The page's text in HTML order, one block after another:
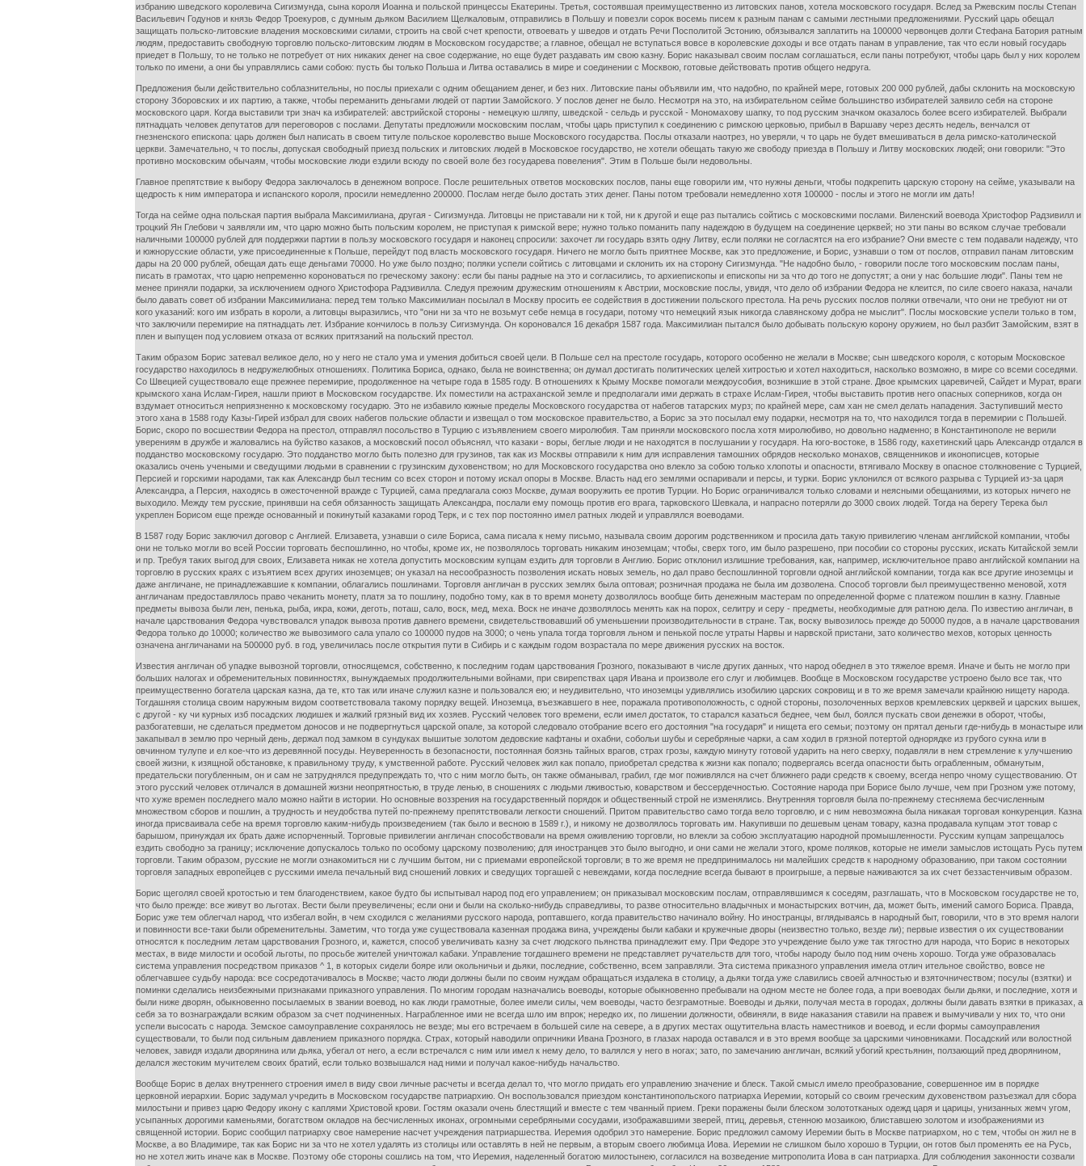
избранию шведского королевича Сигизмунда, сына короля Иоанна и польской принцессы Екатерины. Третья, состоявшая преимущественно из литовских панов, хотела московского государя. Вслед за Ржевским послы Степан
Васильевич Годунов и князь Федор Троекуров, с думным дьяком Василием Щелкаловым, отправились в Польшу и повезли сорок восемь писем к разным панам с самыми лестными предложениями. Русский царь обещал
защищать польско-литовские владения московскими силами, строить на свой счет крепости, отвоевать у шведов и отдать Речи Посполитой Эстонию, обязывался заплатить на 100000 червонцев долги Стефана Батория ратным
людям, предоставить свободную торговлю польско-литовским людям в Московском государстве; а главное, обещал не вступаться вовсе в королевские доходы и все отдать панам в управление, так что если новый государь
приедет в Польшу, то не только не потребует от них никаких денег на свое содержание, но еще будет раздавать им свою казну. Борис наказывал своим послам соглашаться, если паны потребуют, чтобы царь был у них королем
только по имени, а они бы управлялись сами собою: пусть бы только Польша и Литва оставались в мире и соединении с Москвою, готовые действовать против общего недруга.
Предложения были действительно соблазнительны, но послы приехали с одним обещанием денег, и без них. Литовские паны объявили им, что надобно, по крайней мере, готовых 200 000 рублей, дабы склонить на московскую
сторону Зборовских и их партию, а также, чтобы переманить деньгами людей от партии Замойского. У послов денег не было. Несмотря на это, на избирательном сейме большинство избирателей заявило себя на стороне
московского царя. Когда выставили три знач ка избирателей: австрийской стороны - немецкую шляпу, шведской - сельдь и русской - Мономахову шапку, то под русским значком оказалось более всего избирателей. Выбрали
пятнадцать человек депутатов для переговоров с послами. Депутаты предложили московским послам, чтобы царь приступил к соединению с римскою церковью, прибыл в Варшаву через десять недель, венчался от
гнезненского епископа: царь должен был написать в своем титуле польское королевство выше Московского государства. Послы отказали наотрез, но уверяли, ч то царь не будет вмешиваться в дела римско-католической
церкви. Замечательно, ч то послы, допуская свободный приезд польских и литовских людей в Московское государство, не хотели обещать такую же свободу приезда в Польшу и Литву московских людей; они говорили: "Это
противно московским обычаям, чтобы московские люди ездили всюду по своей воле без государева повеления". Этим в Польше были недовольны.
Главное препятствие к выбору Федора заключалось в денежном вопросе. После решительных ответов московских послов, паны еще говорили им, что нужны деньги, чтобы подкрепить царскую сторону на сейме, указывали на
щедрость к ним императора и испанского короля, просили немедленно 200000. Послам негде было достать этих денег. Паны потом требовали немедленно хотя 100000 - послы и этого не могли им дать!
Тогда на сейме одна польская партия выбрала Максимилиана, другая - Сигизмунда. Литовцы не приставали ни к той, ни к другой и еще раз пытались сойтись с московскими послами. Виленский воевода Христофор Радзивилл и
троцкий Ян Глебови ч заявляли им, что царю можно быть польским королем, не приступая к римской вере; нужно только поманить папу надеждою в будущем на соединение церквей; но эти паны во всяком случае требовали
наличными 100000 рублей для поддержки партии в пользу московского государя и наконец спросили: захочет ли государь взять одну Литву, если поляки не согласятся на его избрание? Они вместе с тем подавали надежду, что
и южнорусские области, уже присоединенные к Польше, перейдут под власть московского государя. Ничего не могло быть приятнее Москве, как это предложение, и Борис, узнавши о том от послов, отправил панам литовским
дары на 20 000 рублей, обещая дать еще деньгами 70000. Но уже было поздно; поляки успели сойтись с литовцами и склонить их на сторону Сигизмунда. "Не надобно было, - говорили после того московским послам паны,
писать в грамотах, что царю непременно короноваться по греческому закону: если бы паны радные на это и согласились, то архиепископы и епископы ни за что до того не допустят; а они у нас большие люди". Паны тем не
менее приняли подарки, за исключением одного Христофора Радзивилла. Следуя прежним дружеским отношениям к Австрии, московские послы, увидя, что дело об избрании Федора не клеится, по силе своего наказа, начали
было давать совет об избрании Максимилиана: перед тем только Максимилиан посылал в Москву просить ее содействия в достижении польского престола. На речь русских послов поляки отвечали, что они не требуют ни от
кого указаний: кого им избрать в короли, а литовцы выразились, что "они ни за что не возьмут себе немца в государи, потому что немецкий язык никогда славянскому добра не мыслит". Послы московские успели только в том,
что заключили перемирие на пятнадцать лет. Избрание кончилось в пользу Сигизмунда. Он короновался 16 декабря 1587 года. Максимилиан пытался было добывать польскую корону оружием, но был разбит Замойским, взят в
плен и выпущен под условием отказа от всяких притязаний на польский престол.
Таким образом Борис затевал великое дело, но у него не стало ума и умения добиться своей цели. В Польше сел на престоле государь, которого особенно не желали в Москве; сын шведского короля, с которым Московское
государство находилось в недружелюбных отношениях. Политика Бориса, однако, была не воинственна; он думал достигать политических целей хитростью и хотел находиться, насколько возможно, в мире со всеми соседями.
Со Швецией существовало еще прежнее перемирие, продолженное на четыре года в 1585 году. В отношениях к Крыму Москве помогали междоусобия, возникшие в этой стране. Двое крымских царевичей, Сайдет и Мурат, враги
крымского хана Ислам-Гирея, нашли приют в Московском государстве. Их поместили на астраханской земле и предполагали ими держать в страхе Ислам-Гирея, чтобы выставить против него опасных соперников, когда он
вздумает относиться неприязненно к московскому государю. Это не избавило южные пределы Московского государства от набегов татарских мурз; по крайней мере, сам хан не смел делать нападения. Заступивший место
этого хана в 1588 году Казы-Гирей избрал для своих набегов польские области и извещал о том московское правительство, а Борис за это посылал ему подарки, несмотря на то, что находился тогда в перемирии с Польшей.
Борис, скоро по восшествии Федора на престол, отправлял посольство в Турцию с изъявлением своего миролюбия. Там приняли московского посла хотя миролюбиво, но довольно надменно; в Константинополе не верили
уверениям в дружбе и жаловались на буйство казаков, а московский посол объяснял, что казаки - воры, беглые люди и не находятся в послушании у государя. На юго-востоке, в 1586 году, кахетинский царь Александр отдался в
подданство московскому государю. Это подданство могло быть полезно для грузинов, так как из Москвы отправили к ним для исправления тамошних обрядов несколько монахов, священников и иконописцев, которые
оказались очень учеными и сведущими людьми в сравнении с грузинским духовенством; но для Московского государства оно влекло за собою только хлопоты и опасности, втягивало Москву в опасное столкновение с Турцией,
Персией и горскими народами, так как Александр был тесним со всех сторон и потому искал опоры в Москве. Власть над его землями оспаривали и персы, и турки. Борис уклонился от всякого разрыва с Турцией из-за царя
Александра, а Персия, находясь в ожесточенной вражде с Турцией, сама предлагала союз Москве, думая вооружить ее против Турции. Но Борис ограничивался только словами и неясными обещаниями, из которых ничего не
выходило. Между тем русские, принявши на себя обязанность защищать Александра, послали ему помощь против его врага, тарковского Шевкала, и напрасно потеряли до 3000 своих людей. Тогда на берегу Терека был
укреплен Борисом еще прежде основанный и покинутый казаками город Терк, и с тех пор постоянно имел ратных людей и управлялся воеводами.
В 1587 году Борис заключил договор с Англией. Елизавета, узнавши о силе Бориса, сама писала к нему письмо, называла своим дорогим родственником и просила дать такую привилегию членам английской компании, чтобы
они не только могли во всей России торговать беспошлинно, но чтобы, кроме их, не позволялось торговать никаким иноземцам; чтобы, сверх того, им было разрешено, при пособии со стороны русских, искать Китайской земли
и пр. Требуя таких выгод для своих, Елизавета никак не хотела допустить московским купцам ездить для торговли в Англию. Борис отклонил излишние требования, как, например, исключительное право английской компании на
торговлю в русских краях с изъятием всех других иноземцев; он указал на несообразность позволения искать новых земель, но дал право беспошлинной торговли одной английской компании, тогда как все другие иноземцы и
даже англичане, не принадлежавшие к компании, облагались пошлинами. Торговля англичан в русских землях была оптовая; розничная продажа не была им дозволена. Способ торговли был преимущественно меновой, хотя
англичанам предоставлялось право чеканить монету, платя за то пошлину, подобно тому, как в то время монету дозволялось вообще бить денежным мастерам по определенной форме с платежом пошлин в казну. Главные
предметы вывоза были лен, пенька, рыба, икра, кожи, деготь, поташ, сало, воск, мед, меха. Воск не иначе дозволялось менять как на порох, селитру и серу - предметы, необходимые для ратною дела. По известию англичан, в
начале царствования Федора чувствовался упадок вывоза против давнего времени, свидетельствовавший об уменьшении производительности в стране. Так, воску вывозилось прежде до 50000 пудов, а в начале царствования
Федора только до 10000; количество же вывозимого сала упало со 100000 пудов на 3000; о чень упала тогда торговля льном и пенькой после утраты Нарвы и нарвской пристани, зато количество мехов, которых ценность
означена англичанами на 500000 руб. в год, увеличилась после открытия пути в Сибирь и с каждым годом возрастала по мере движения русских на восток.
Известия англичан об упадке вывозной торговли, относящемся, собственно, к последним годам царствования Грозного, показывают в числе других данных, что народ обеднел в это тяжелое время. Иначе и быть не могло при
больших налогах и обременительных повинностях, вынуждаемых продолжительными войнами, при свирепствах царя Ивана и произволе его слуг и любимцев. Вообще в Московском государстве устроено было все так, что
преимущественно богатела царская казна, да те, кто так или иначе служил казне и пользовался ею; и неудивительно, что иноземцы удивлялись изобилию царских сокровищ и в то же время замечали крайнюю нищету народа.
Тогдашняя столица своим наружным видом соответствовала такому порядку вещей. Иноземца, въезжавшего в нее, поражала противоположность, с одной стороны, позолоченных верхов кремлевских церквей и царских вышек,
с другой - ку чи курных изб посадских людишек и жалкий грязный вид их хозяев. Русский человек того времени, если имел достаток, то старался казаться беднее, чем был, боялся пускать свои денежки в оборот, чтобы,
разбогатевши, не сделаться предметом доносов и не подвергнуться царской опале, за которой следовало отобрание всего его достояния "на государя" и нищета его семьи; поэтому он прятал деньги где-нибудь в монастыре или
закапывал в землю про черный день, держал под замком в сундуках вышитые золотом дедовские кафтаны и охабни, собольи шубы и серебряные чарки, а сам ходил в грязной потертой однорядке из грубого сукна или в
овчинном тулупе и ел кое-что из деревянной посуды. Неуверенность в безопасности, постоянная боязнь тайных врагов, страх грозы, каждую минуту готовой ударить на него сверху, подавляли в нем стремление к улучшению
своей жизни, к изящной обстановке, к правильному труду, к умственной работе. Русский человек жил как попало, приобретал средства к жизни как попало; подвергаясь всегда опасности быть ограбленным, обманутым,
предательски погубленным, он и сам не затруднялся предупреждать то, что с ним могло быть, он также обманывал, грабил, где мог поживлялся на счет ближнего ради средств к своему, всегда непро чному существованию. От
этого русский человек отличался в домашней жизни неопрятностью, в труде ленью, в сношениях с людьми лживостью, коварством и бессердечностью. Состояние народа при Борисе было лучше, чем при Грозном уже потому,
что хуже времен последнего мало можно найти в истории. Но основные воззрения на государственный порядок и общественный строй не изменялись. Внутренняя торговля была по-прежнему стесняема бесчисленным
множеством сборов и пошлин, а трудность и неудобства путей по-прежнему препятствовали легкости сношений. Притом правительство само тогда вело торговлю, и с ним невозможна была никакая торговая конкуренция. Казна
иногда присваивала себе на время торговлю каким-нибудь произведением (так было и весною в 1589 г.), и никому не дозволялось торговать им. Накупивши по дешевым ценам товару, казна продавала купцам этот товар с
барышом, принуждая их брать даже испорченный. Торговые привилегии англичан способствовали на время оживлению торговли, но влекли за собою эксплуатацию народной промышленности. Русским купцам запрещалось
ездить свободно за границу; исключение допускалось только по особому царскому позволению; для иностранцев это было выгодно, и они сами не желали этого, кроме поляков, которые не имели замыслов истощать Русь путем
торговли. Таким образом, русские не могли ознакомиться ни с лучшим бытом, ни с приемами европейской торговли; в то же время не предпринималось ни малейших средств к народному образованию, при таком состоянии
торговля западных европейцев с русскими имела печальный вид сношений ловких и сведущих торгашей с невеждами, когда последние всегда бывают в проигрыше, а первые наживаются за их счет беззастенчивым образом.
Борис щеголял своей кротостью и тем благоденствием, какое будто бы испытывал народ под его управлением; он приказывал московским послам, отправлявшимся к соседям, разглашать, что в Московском государстве не то,
что было прежде: все живут во льготах. Вести были преувеличены; если они и были на сколько-нибудь справедливы, то разве относительно владычных и монастырских вотчин, да, может быть, имений самого Бориса. Правда,
Борис уже тем облегчал народ, что избегал войн, в чем сходился с желаниями русского народа, роптавшего, когда правительство начинало войну. Но иностранцы, вглядываясь в народный быт, говорили, что в это время налоги
и повинности все-таки были обременительны. Заметим, что тогда уже существовала казенная продажа вина, учреждены были кабаки и кружечные дворы (неизвестно только, везде ли); первые известия о их существовании
относятся к последним летам царствования Грозного, и, кажется, способ увеличивать казну за счет людского пьянства принадлежит ему. При Федоре это учреждение было уже так тягостно для народа, что Борис в некоторых
местах, в виде милости и особой льготы, по просьбе жителей уничтожал кабаки. Управление тогдашнего времени не представляет ручательств для того, чтобы народу было под ним очень хорошо. Тогда уже образовалась
система управления посредством приказов ^ 1, в которых сидели бояре или окольничьи и дьяки, последние, собственно, всем заправляли. Эта система приказного управления имела отлич ительное свойство, вовсе не
облегчавшее судьбу народа: все сосредотачивалось в Москве; часто люди должны были по своим нуждам обращаться издалека в столицу, а дьяки тогда уже славились своей алчностью и взяточничеством; посулы (взятки) и
поминки сделались неизбежными признаками приказного управления. По многим городам назначались воеводы, которые обыкновенно пребывали на одном месте не более года, а при воеводах были дьяки, и последние, хотя и
были ниже дворян, обыкновенно посылаемых в звании воевод, но как люди грамотные, более имели силы, чем воеводы, часто безграмотные. Воеводы и дьяки, получая места в городах, должны были давать взятки в приказах, а
себя за то вознаграждали всяким образом за счет подчиненных. Награбленное ими не всегда шло им впрок; нередко их, по лишении должности, обвиняли, в виде наказания ставили на правеж и вымучивали у них то, что они
успели высосать с народа. Земское самоуправление сохранялось не везде; мы его встречаем в большей силе на севере, а в других местах ощутительна власть наместников и воевод, и если формы самоуправления
существовали, то были под сильным давлением приказного порядка. Страх, который наводили опричники Ивана Грозного, в глазах народа оставался и в это время вообще за царскими чиновниками. Посадский или волостной
человек, завидя издали дворянина или дьяка, убегал от него, а если встречался с ним или имел к нему дело, то валялся у него в ногах; зато, по замечанию англичан, всякий убогий крестьянин, ползающий пред дворянином,
делался жестоким мучителем своих братий, если только возвышался над ними и получал какое-нибудь начальство.
Вообще Борис в делах внутреннего строения имел в виду свои личные расчеты и всегда делал то, что могло придать его управлению значение и блеск. Такой смысл имело преобразование, совершенное им в порядке
церковной иерархии. Борис задумал учредить в Московском государстве патриархию. Он воспользовался приездом константинопольского патриарха Иеремии, который со своим греческим духовенством разъезжал для сбора
милостыни и привез царю Федору икону с каплями Христовой крови. Гостям оказали очень блестящий и вместе с тем чванный прием. Греки поражены были блеском золототканых одежд царя и царицы, унизанных жемч угом,
усыпанных дорогими каменьями, богатством окладов на бесчисленных иконах, огромными серебряными сосудами, изображавшими зверей, птиц, деревья, стенною мозаикою, блиставшею золотом и изображениями из
священной истории. Борис сообщил патриарху свое намерение насчет учреждения патриаршества. Иеремия одобрил это намерение. Борис предложил самому Иеремии быть в Москве патриархом, но с тем, чтобы он жил не в
Москве, а во Владимире, так как Борис ни за что не хотел удалять из столицы или оставлять в ней не первым, а вторым своего любимца Иова. Иеремии не слишком было хорошо в Турции, он готов был променять ее на Русь,
но не хотел жить иначе как в Москве. Поэтому обе стороны сошлись на том, что Иеремия, наделенный богатою милостынею, согласился на возведение митрополита Иова в сан патриарха. Для соблюдения законности созвали